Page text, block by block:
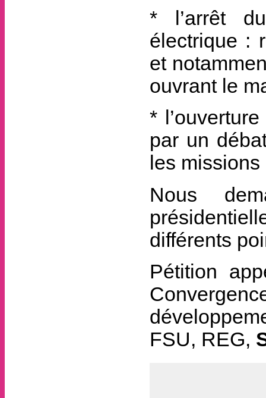
* l’arrêt
électrique :
et
ouvrant le
*
par un
les
Nous
différents
Pétition
FSU, REG,